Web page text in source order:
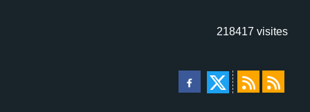
218417 visites